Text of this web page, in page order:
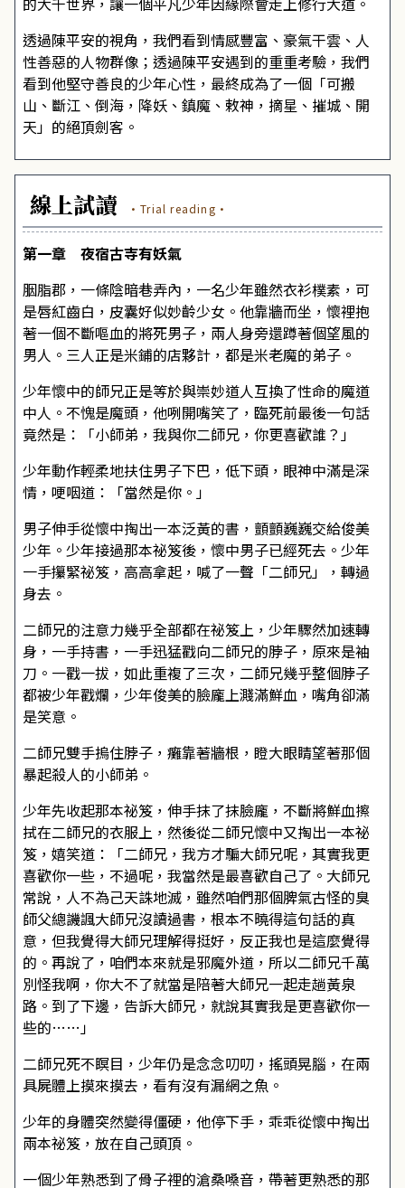
透過陳平安的視角，我們看到情感豐富、豪氣干雲、人
性善惡的人物群像；透過陳平安遇到的重重考驗，我們
看到他堅守善良的少年心性，最終成為了一個「可搬
山、斷江、倒海，降妖、鎮魔、敕神，摘星、摧城、開
天」的絕頂劍客。
線上試讀 ·Trial reading·
第一章 夜宿古寺有妖氣
胭脂郡，一條陰暗巷弄內，一名少年雖然衣衫樸素，可
是唇紅齒白，皮囊好似妙齡少女。他靠牆而坐，懷裡抱
著一個不斷嘔血的將死男子，兩人身旁還蹲著個望風的
男人。三人正是米鋪的店夥計，都是米老魔的弟子。
少年懷中的師兄正是等於與崇妙道人互換了性命的魔道
中人。不愧是魔頭，他咧開嘴笑了，臨死前最後一句話
竟然是：「小師弟，我與你二師兄，你更喜歡誰？」
少年動作輕柔地扶住男子下巴，低下頭，眼神中滿是深
情，哽咽道：「當然是你。」
男子伸手從懷中掏出一本泛黃的書，顫顫巍巍交給俊美
少年。少年接過那本祕笈後，懷中男子已經死去。少年
一手攥緊祕笈，高高拿起，喊了一聲「二師兄」，轉過
身去。
二師兄的注意力幾乎全部都在祕笈上，少年驟然加速轉
身，一手持書，一手迅猛戳向二師兄的脖子，原來是袖
刀。一戳一拔，如此重複了三次，二師兄幾乎整個脖子
都被少年戳爛，少年俊美的臉龐上濺滿鮮血，嘴角卻滿
是笑意。
二師兄雙手摀住脖子，癱靠著牆根，瞪大眼睛望著那個
暴起殺人的小師弟。
少年先收起那本祕笈，伸手抹了抹臉龐，不斷將鮮血擦
拭在二師兄的衣服上，然後從二師兄懷中又掏出一本祕
笈，嬉笑道：「二師兄，我方才騙大師兄呢，其實我更
喜歡你一些，不過呢，我當然是最喜歡自己了。大師兄
常說，人不為己天誅地滅，雖然咱們那個脾氣古怪的臭
師父總譏諷大師兄沒讀過書，根本不曉得這句話的真
意，但我覺得大師兄理解得挺好，反正我也是這麼覺得
的。再說了，咱們本來就是邪魔外道，所以二師兄千萬
別怪我啊，你大不了就當是陪著大師兄一起走趟黃泉
路。到了下邊，告訴大師兄，就說其實我是更喜歡你一
些的……」
二師兄死不瞑目，少年仍是念念叨叨，搖頭晃腦，在兩
具屍體上摸來摸去，看有沒有漏網之魚。
少年的身體突然變得僵硬，他停下手，乖乖從懷中掏出
兩本祕笈，放在自己頭頂。
一個少年熟悉到了骨子裡的滄桑嗓音，帶著更熟悉的那